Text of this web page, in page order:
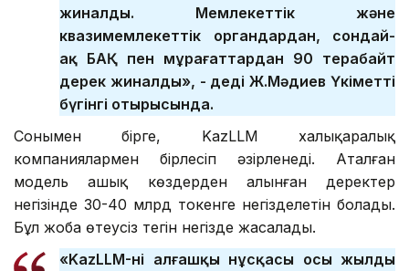
жиналды. Мемлекеттік және
квазимемлекеттік органдардан, сондай-
ақ БАҚ пен мұрағаттардан 90 терабайт
дерек жиналды», - деді Ж.Мәдиев Үкіметтің
бүгінгі отырысында.
Сонымен бірге, KazLLM халықаралық
компаниялармен бірлесіп әзірленеді. Аталған
модель ашық көздерден алынған деректер
негізінде 30-40 млрд токенге негізделетін болады.
Бұл жоба өтеусіз тегін негізде жасалады.
«KazLLM-нің алғашқы нұсқасы осы жылдың